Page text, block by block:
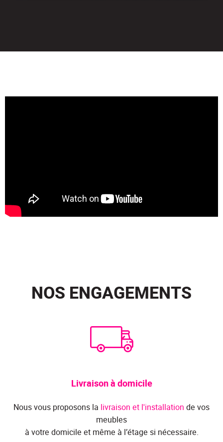
NOS ENGAGEMENTS
Livraison à domicile
Nous vous proposons la livraison et l'installation de vos
meubles
à votre domicile et même à l’étage si nécessaire.